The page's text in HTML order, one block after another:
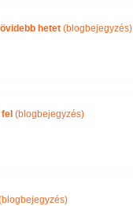
hetet (blogbejegyzés)
(blogbejegyzés)